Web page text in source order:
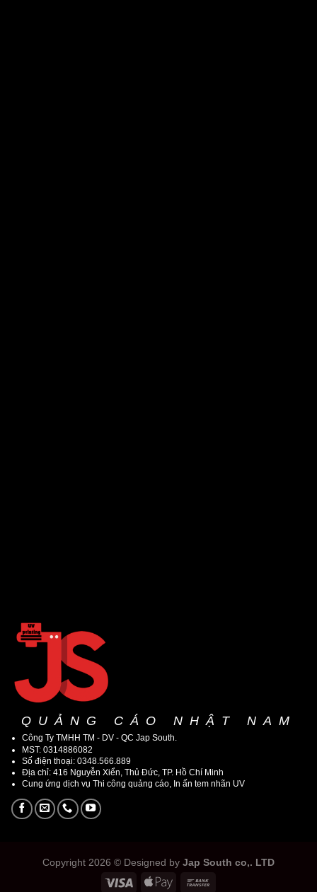
QUẢNG CÁO NHẬT NAM
Công Ty TMHH TM - DV - QC Jap South.
MST: 0314886082
Số điện thoại: 0348.566.889
Địa chỉ: 416 Nguyễn Xiển, Thủ Đức, TP. Hồ Chí Minh
Cung ứng dịch vụ Thi công quảng cáo, In ấn tem nhãn UV
Copyright 2026 © Designed by Jap South co,. LTD